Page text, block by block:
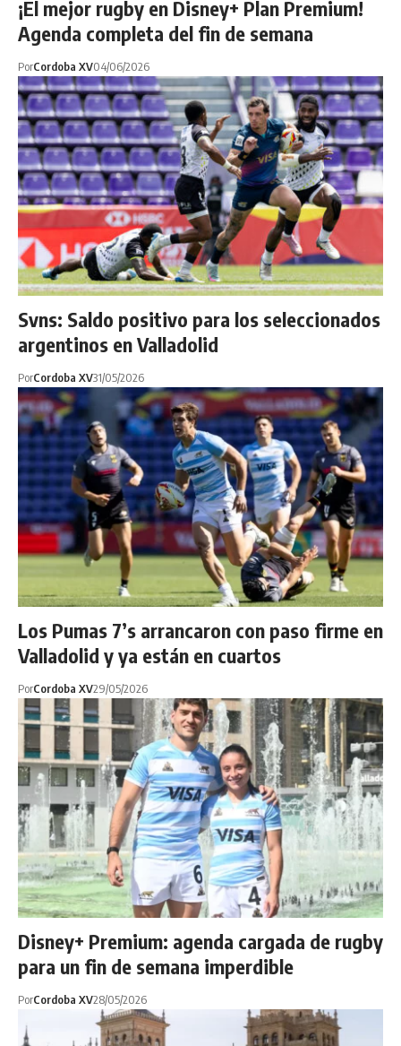
¡El mejor rugby en Disney+ Plan Premium!
Agenda completa del fin de semana
PorCordoba XV04/06/2026
Svns: Saldo positivo para los seleccionados
argentinos en Valladolid
PorCordoba XV31/05/2026
Los Pumas 7’s arrancaron con paso firme en
Valladolid y ya están en cuartos
PorCordoba XV29/05/2026
Disney+ Premium: agenda cargada de rugby
para un fin de semana imperdible
PorCordoba XV28/05/2026